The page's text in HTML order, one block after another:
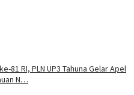
81 RI, PLN UP3 Tahuna Gelar Apel
N…